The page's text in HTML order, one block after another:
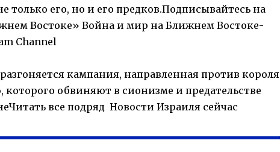
только его, но и его предков.Подписывайтесь на
Востоке» Война и мир на Ближнем Востоке-
Channel
кампания, направленная против короля
обвиняют в сионизме и предательстве
все подряд Новости Израиля сейчас